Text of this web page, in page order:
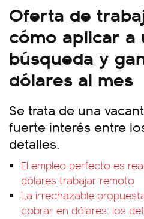
Oferta de
cómo aplicar a
búsqueda y
dólares al mes
Se trata de una
fuerte interés entre
detalles.
El empleo perfecto es
dólares trabajar remoto
La irrechazable
cobrar en dólares: los